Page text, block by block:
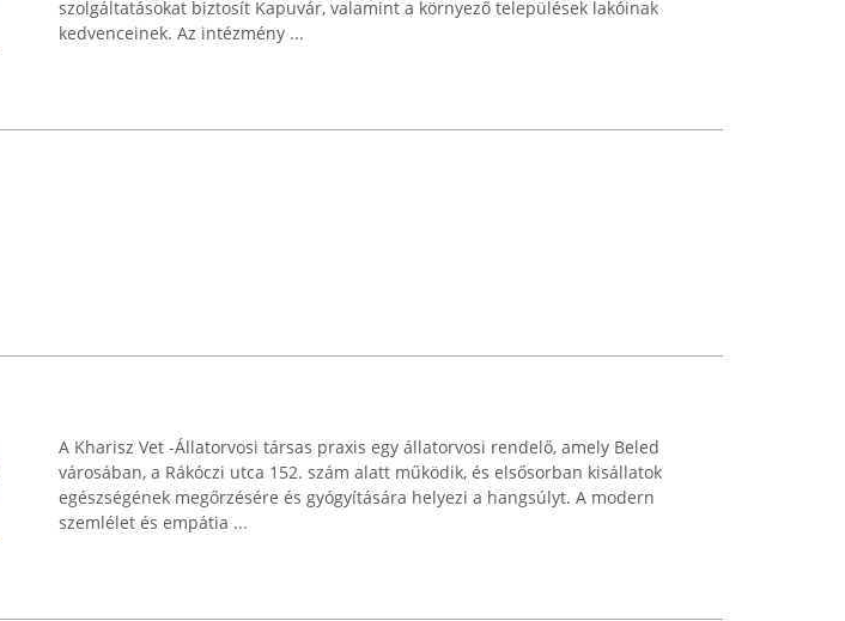
szolgáltatásokat biztosít Kapuvár, valamint a környező települések lakóinak
kedvenceinek. Az intézmény ...
A Kharisz Vet -Állatorvosi társas praxis egy állatorvosi rendelő, amely Beled
városában, a Rákóczi utca 152. szám alatt működik, és elsősorban kisállatok
egészségének megőrzésére és gyógyítására helyezi a hangsúlyt. A modern
szemlélet és empátia ...